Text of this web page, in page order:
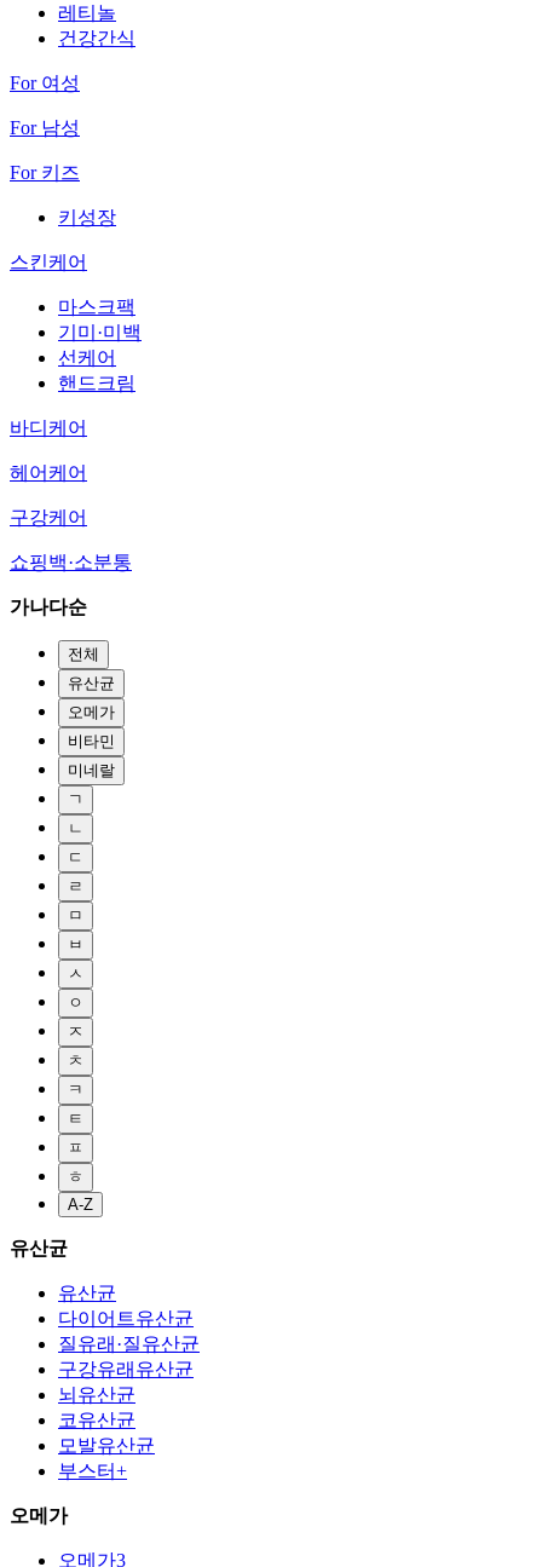
레티놀
건강간식
For 여성
For 남성
For 키즈
키성장
스킨케어
마스크팩
기미·미백
선케어
핸드크림
바디케어
헤어케어
구강케어
쇼핑백·소분통
가나다순
전체
유산균
오메가
비타민
미네랄
ㄱ
ㄴ
ㄷ
ㄹ
ㅁ
ㅂ
ㅅ
ㅇ
ㅈ
ㅊ
ㅋ
ㅌ
ㅍ
ㅎ
A-Z
유산균
유산균
다이어트유산균
질유래·질유산균
구강유래유산균
뇌유산균
코유산균
모발유산균
부스터+
오메가
오메가3